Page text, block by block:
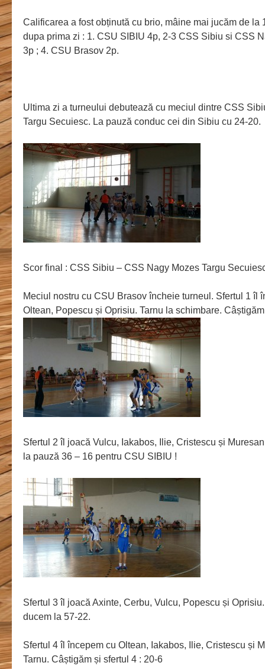
Calificarea a fost obținută cu brio, mâine mai jucăm de la
dupa prima zi : 1. CSU SIBIU 4p, 2-3 CSS Sibiu si CSS
3p ; 4. CSU Brasov 2p.
Ultima zi a turneului debutează cu meciul dintre CSS
Targu Secuiesc. La pauză conduc cei din Sibiu cu 24-20.
Scor final : CSS Sibiu – CSS Nagy Mozes Targu
Meciul nostru cu CSU Brasov încheie turneul. Sfertul 1 îl
Oltean, Popescu și Oprisiu. Tarnu la schimbare.
Sfertul 2 îl joacă Vulcu, Iakabos, Ilie, Cristescu și
la pauză 36 – 16 pentru CSU SIBIU !
Sfertul 3 îl joacă Axinte, Cerbu, Vulcu, Popescu și
ducem la 57-22.
Sfertul 4 îl începem cu Oltean, Iakabos, Ilie, Cristescu și
Tarnu. Câștigăm și sfertul 4 : 20-6